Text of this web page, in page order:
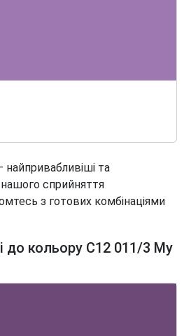
найпривабливіші та
сприйняття
з готових комбінаціями
до кольору C12 011/3 My